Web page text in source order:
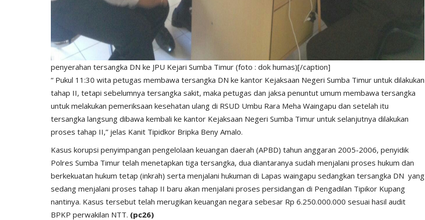
penyerahan tersangka DN ke JPU Kejari Sumba Timur (foto : dok humas)[/caption]
“ Pukul 11:30 wita petugas membawa tersangka DN ke kantor Kejaksaan Negeri Sumba Timur untuk dilakukan
tahap II, tetapi sebelumnya tersangka sakit, maka petugas dan jaksa penuntut umum membawa tersangka
untuk melakukan pemeriksaan kesehatan ulang di RSUD Umbu Rara Meha Waingapu dan setelah itu
tersangka langsung dibawa kembali ke kantor Kejaksaan Negeri Sumba Timur untuk selanjutnya dilakukan
proses tahap II,” jelas Kanit Tipidkor Bripka Beny Amalo.
Kasus korupsi penyimpangan pengelolaan keuangan daerah (APBD) tahun anggaran 2005-2006, penyidik
Polres Sumba Timur telah menetapkan tiga tersangka, dua diantaranya sudah menjalani proses hukum dan
berkekuatan hukum tetap (inkrah) serta menjalani hukuman di Lapas waingapu sedangkan tersangka DN yang
sedang menjalani proses tahap II baru akan menjalani proses persidangan di Pengadilan Tipikor Kupang
nantinya. Kasus tersebut telah merugikan keuangan negara sebesar Rp 6.250.000.000 sesuai hasil audit
BPKP perwakilan NTT. (pc26)